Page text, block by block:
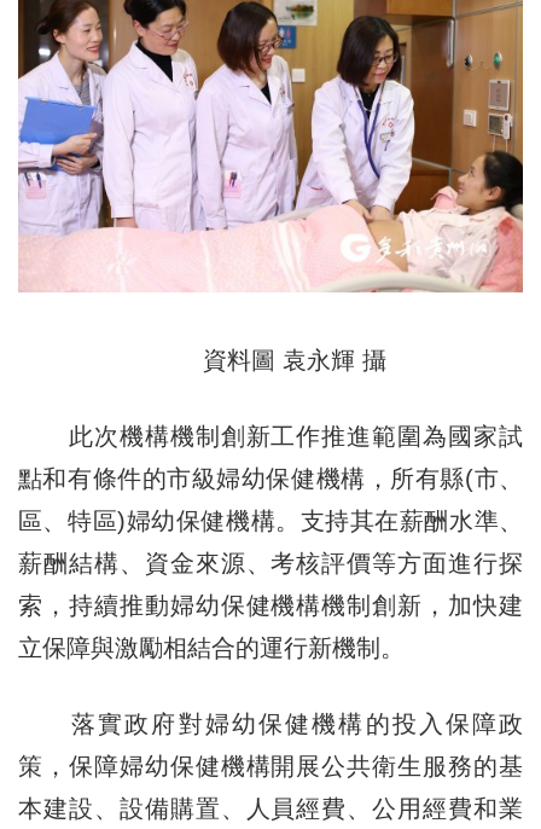
資料圖 袁永輝 攝
此次機構機制創新工作推進範圍為國家試
點和有條件的市級婦幼保健機構，所有縣(市、
區、特區)婦幼保健機構。支持其在薪酬水準、
薪酬結構、資金來源、考核評價等方面進行探
索，持續推動婦幼保健機構機制創新，加快建
立保障與激勵相結合的運行新機制。
落實政府對婦幼保健機構的投入保障政
策，保障婦幼保健機構開展公共衛生服務的基
本建設、設備購置、人員經費、公用經費和業